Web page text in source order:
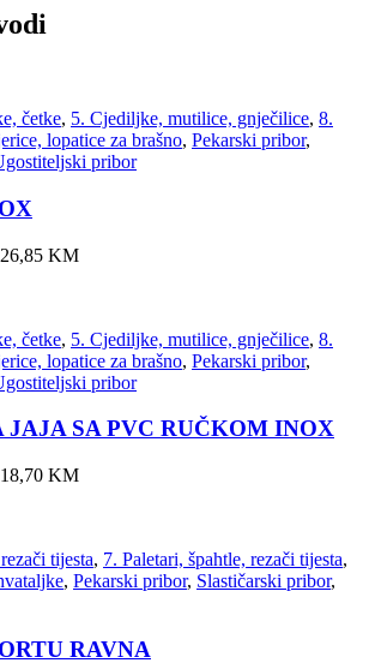
četke, 5. Cjediljke, mutilice, gnječilice, 8.
lopatice za brašno, Pekarski pribor,
pribor
26,85 KM
četke, 5. Cjediljke, mutilice, gnječilice, 8.
lopatice za brašno, Pekarski pribor,
pribor
SA PVC RUČKOM INOX
18,70 KM
tijesta, 7. Paletari, špahtle, rezači tijesta,
, Pekarski pribor, Slastičarski pribor,
RAVNA